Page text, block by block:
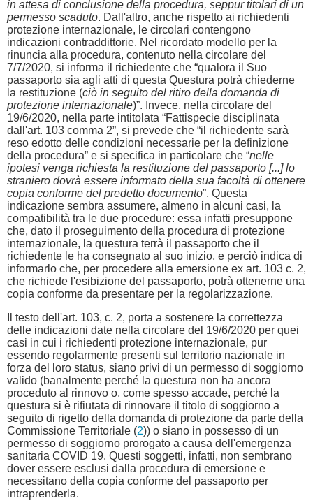
in attesa di conclusione della procedura, seppur titolari di un
permesso scaduto. Dall'altro, anche rispetto ai richiedenti
protezione internazionale, le circolari contengono
indicazioni contraddittorie. Nel ricordato modello per la
rinuncia alla procedura, contenuto nella circolare del
7/7/2020, si informa il richiedente che “qualora il Suo
passaporto sia agli atti di questa Questura potrà chiederne
la restituzione (ciò in seguito del ritiro della domanda di
protezione internazionale)”. Invece, nella circolare del
19/6/2020, nella parte intitolata “Fattispecie disciplinata
dall'art. 103 comma 2”, si prevede che “il richiedente sarà
reso edotto delle condizioni necessarie per la definizione
della procedura” e si specifica in particolare che “nelle
ipotesi venga richiesta la restituzione del passaporto [...] lo
straniero dovrà essere informato della sua facoltà di ottenere
copia conforme del predetto documento”. Questa
indicazione sembra assumere, almeno in alcuni casi, la
compatibilità tra le due procedure: essa infatti presuppone
che, dato il proseguimento della procedura di protezione
internazionale, la questura terrà il passaporto che il
richiedente le ha consegnato al suo inizio, e perciò indica di
informarlo che, per procedere alla emersione ex art. 103 c. 2,
che richiede l'esibizione del passaporto, potrà ottenerne una
copia conforme da presentare per la regolarizzazione.
Il testo dell'art. 103, c. 2, porta a sostenere la correttezza
delle indicazioni date nella circolare del 19/6/2020 per quei
casi in cui i richiedenti protezione internazionale, pur
essendo regolarmente presenti sul territorio nazionale in
forza del loro status, siano privi di un permesso di soggiorno
valido (banalmente perché la questura non ha ancora
proceduto al rinnovo o, come spesso accade, perché la
questura si è rifiutata di rinnovare il titolo di soggiorno a
seguito di rigetto della domanda di protezione da parte della
Commissione Territoriale (2)) o siano in possesso di un
permesso di soggiorno prorogato a causa dell'emergenza
sanitaria COVID 19. Questi soggetti, infatti, non sembrano
dover essere esclusi dalla procedura di emersione e
necessitano della copia conforme del passaporto per
intraprenderla.